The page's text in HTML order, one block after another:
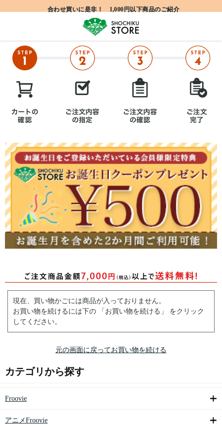
合わせ買いに是非！ 1,000円以下商品のご紹介
現在、買い物かごには商品が入っておりません。
お買い物を続けるには下の 「お買い物を続ける」 をクリック
してください。
元の画面に戻ってお買い物を続ける
カテゴリから探す
Froovie
アニメFroovie